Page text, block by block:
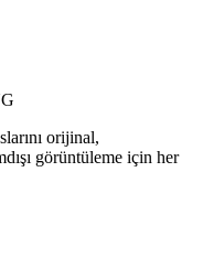
orijinal,
görüntüleme için her